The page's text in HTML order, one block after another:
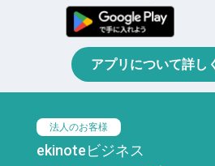
アプリについて詳し
法人のお客様
ekinoteビジネス